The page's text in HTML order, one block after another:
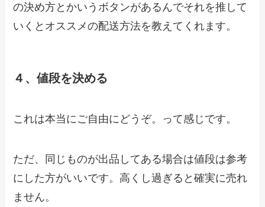
の決め方とかいうボタンがあるんでそれを推して
いくとオススメの配送方法を教えてくれます。
４、値段を決める
これは本当にご自由にどうぞ。って感じです。
ただ、同じものが出品してある場合は値段は参考
にした方がいいです。高くし過ぎると確実に売れ
ません。